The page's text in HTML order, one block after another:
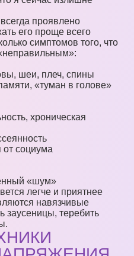
проявлено
его проще всего
симптомов того, что
шеи, плеч, спины
«туман в голове»
хроническая
социума
«шум»
легче и приятнее
навязчивые
заусеницы, теребить